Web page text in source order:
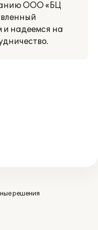
ООО «БЦ
надеемся на
решения